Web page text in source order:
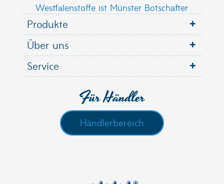
Westfalenstoffe ist Münster Botschafter
Produkte
Über uns
Service
Für Händler
Händlerbereich